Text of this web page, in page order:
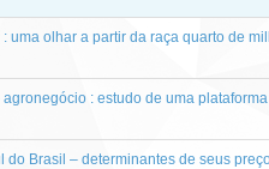
uma olhar a partir da raça quarto de
: estudo de uma
do Brasil – determinantes de seus